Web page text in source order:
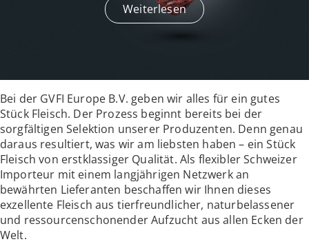
Weiterlesen
Bei der GVFI Europe B.V. geben wir alles für ein gutes
Stück Fleisch. Der Prozess beginnt bereits bei der
sorgfältigen Selektion unserer Produzenten. Denn genau
daraus resultiert, was wir am liebsten haben – ein Stück
Fleisch von erstklassiger Qualität. Als flexibler Schweizer
Importeur mit einem langjährigen Netzwerk an
bewährten Lieferanten beschaffen wir Ihnen dieses
exzellente Fleisch aus tierfreundlicher, naturbelassener
und ressourcenschonender Aufzucht aus allen Ecken der
Welt.